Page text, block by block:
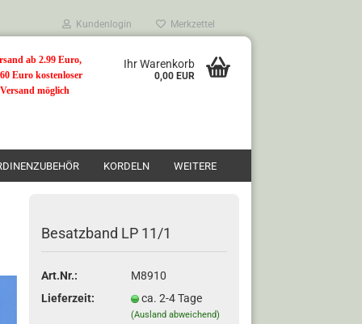
Kundenlogin Merkzettel
ab 2.99 Euro,
Euro kostenloser
Versand möglich
Ihr Warenkorb
0,00 EUR
KORDELN WEITERE
Besatzband LP 11/1
Art.Nr.:
M8910
Lieferzeit:
ca. 2-4 Tage
(Ausland abweichend)